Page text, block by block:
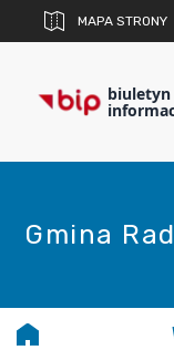
MAPA STRONY
biuletyn
Gmina